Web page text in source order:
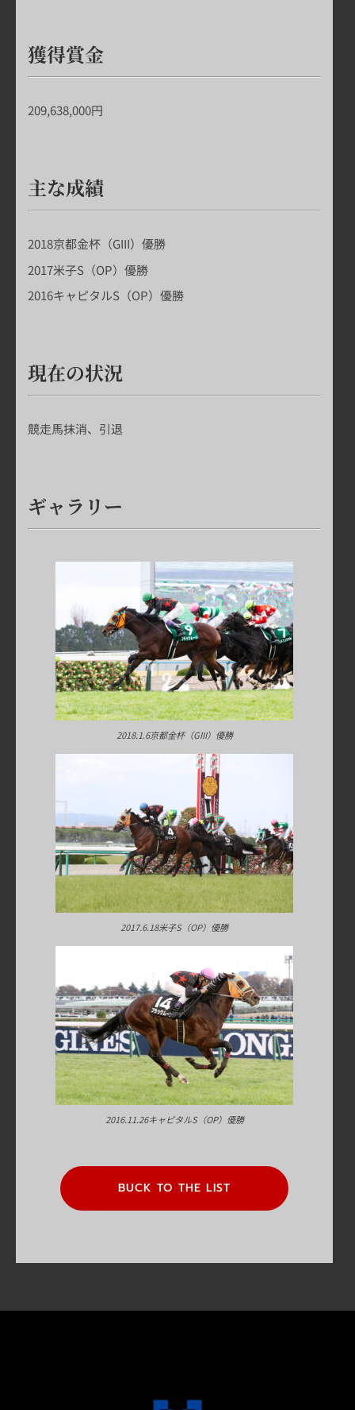
獲得賞金
209,638,000円
主な成績
2018京都金杯 （GIII）優勝
2017米子S （OP）優勝
2016キャピタルS （OP）優勝
現在の状況
競走馬抹消、引退
ギャラリー
2018.1.6京都金杯（GIII）優勝
2017.6.18米子S（OP）優勝
2016.11.26キャピタルS（OP）優勝
BUCK TO THE LIST